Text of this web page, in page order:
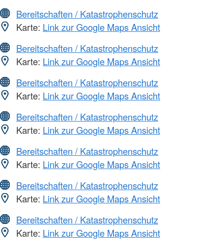
Bereitschaften / Katastrophenschutz
Karte: Link zur Google Maps Ansicht
Bereitschaften / Katastrophenschutz
Karte: Link zur Google Maps Ansicht
Bereitschaften / Katastrophenschutz
Karte: Link zur Google Maps Ansicht
Bereitschaften / Katastrophenschutz
Karte: Link zur Google Maps Ansicht
Bereitschaften / Katastrophenschutz
Karte: Link zur Google Maps Ansicht
Bereitschaften / Katastrophenschutz
Karte: Link zur Google Maps Ansicht
Bereitschaften / Katastrophenschutz
Karte: Link zur Google Maps Ansicht